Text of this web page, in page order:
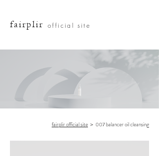
fairplir official site
fairplir official site ＞ 007 balancer oil cleansing